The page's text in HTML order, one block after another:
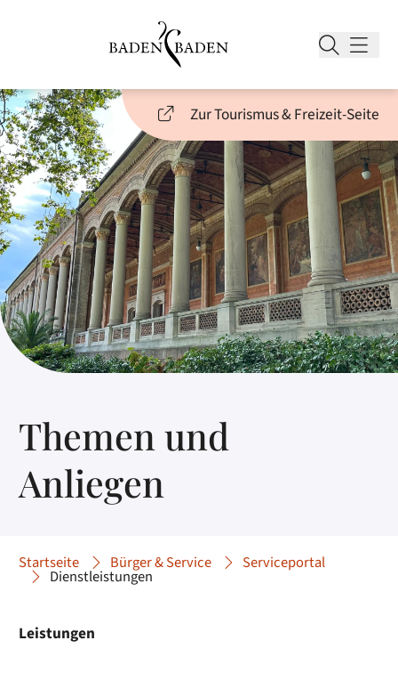
Zur Tourismus & Freizeit-Seite
Themen und
Anliegen
Startseite Bürger & Service Serviceportal
Dienstleistungen
Leistungen